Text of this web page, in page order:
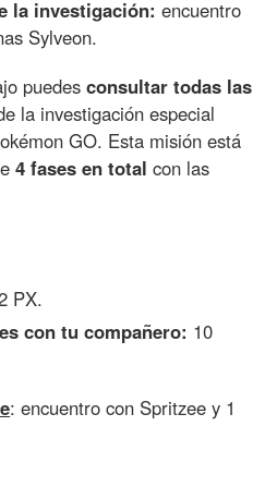
la investigación: encuentro
Sylveon.
puedesconsultar todas las
la investigación especial
GO. Esta misión está
4 fases en total con las
PX.
con tu compañero: 10
: encuentro con Spritzee y 1